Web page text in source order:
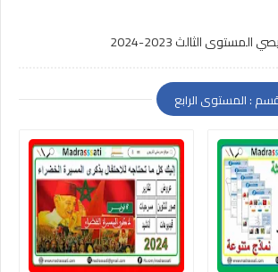
الثالث 2023-2024
: المستوى الرابع